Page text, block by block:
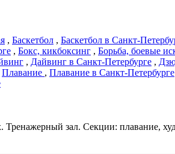
, Баскетбол , Баскетбол в Санкт-
, Бокс, кикбоксинг , Борьба, боевые
, Дайвинг в Санкт-Петербурге ,
Плавание , Плавание в Санкт-Петербурге
зал. Секции: плавание,